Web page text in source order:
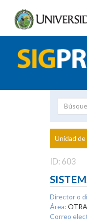
Unidad
ID: 603
Director o
Área:
Correo